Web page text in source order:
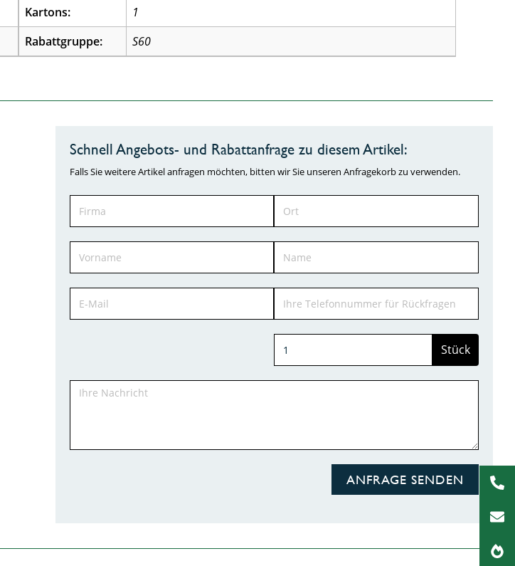
Kartons:
1
Rabattgruppe:
S60
Schnell Angebots- und Rabattanfrage zu diesem Artikel:
Falls Sie weitere Artikel anfragen möchten, bitten wir Sie unseren Anfragekorb zu verwenden.
Stück
ANFRAGE SENDEN